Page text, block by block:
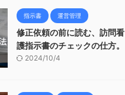
指示書 運営管理
修正依頼の前に読む、訪問看
護指示書のチェックの仕方。
2024/10/4